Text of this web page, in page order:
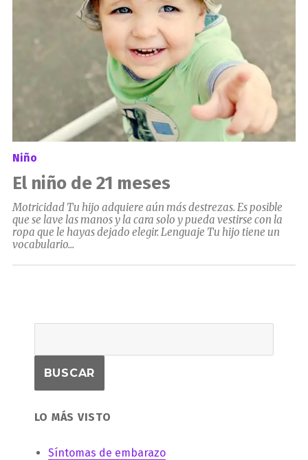
Niño
El niño de 21 meses
Motricidad Tu hijo adquiere aún más destrezas. Es posible
que se lave las manos y la cara solo y pueda vestirse con la
ropa que le hayas dejado elegir. Lenguaje Tu hijo tiene un
vocabulario...
LO MÁS VISTO
Síntomas de embarazo